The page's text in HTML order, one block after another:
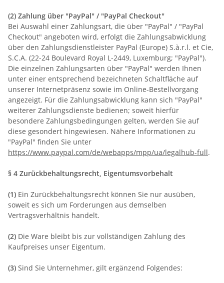
(2) Zahlung über "PayPal" / "PayPal Checkout"
Bei Auswahl einer Zahlungsart, die über "PayPal" / "PayPal
Checkout" angeboten wird, erfolgt die Zahlungsabwicklung
über den Zahlungsdienstleister PayPal (Europe) S.à.r.l. et Cie,
S.C.A. (22-24 Boulevard Royal L-2449, Luxemburg; "PayPal").
Die einzelnen Zahlungsarten über "PayPal" werden Ihnen
unter einer entsprechend bezeichneten Schaltfläche auf
unserer Internetpräsenz sowie im Online-Bestellvorgang
angezeigt. Für die Zahlungsabwicklung kann sich "PayPal"
weiterer Zahlungsdienste bedienen; soweit hierfür
besondere Zahlungsbedingungen gelten, werden Sie auf
diese gesondert hingewiesen. Nähere Informationen zu
"PayPal" finden Sie unter
https://www.paypal.com/de/webapps/mpp/ua/legalhub-full.
§ 4 Zurückbehaltungsrecht , Eigentumsvorbehalt
(1) Ein Zurückbehaltungsrecht können Sie nur ausüben,
soweit es sich um Forderungen aus demselben
Vertragsverhältnis handelt.
(2) Die Ware bleibt bis zur vollständigen Zahlung des
Kaufpreises unser Eigentum.
(3) Sind Sie Unternehmer, gilt ergänzend Folgendes: